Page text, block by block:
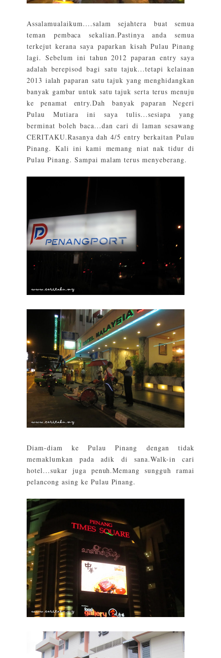
Assalamualaikum....salam sejahtera buat semua
teman pembaca sekalian.Pastinya anda semua
terkejut kerana saya paparkan kisah Pulau Pinang
lagi. Sebelum ini tahun 2012 paparan entry saya
adalah berepisod bagi satu tajuk...tetapi kelainan
2013 ialah paparan satu tajuk yang menghidangkan
banyak gambar untuk satu tajuk serta terus menuju
ke penamat entry.Dah banyak paparan Negeri
Pulau Mutiara ini saya tulis...sesiapa yang
berminat boleh baca...dan cari di laman sesawang
CERITAKU.Rasanya dah 4/5 entry berkaitan Pulau
Pinang. Kali ini kami memang niat nak tidur di
Pulau Pinang. Sampai malam terus menyeberang.
Diam-diam kePulau Pinang dengan tidak
memaklumkan pada adik di sana.Walk-in cari
hotel...sukar juga penuh.Memang sungguh ramai
pelancong asing ke Pulau Pinang.